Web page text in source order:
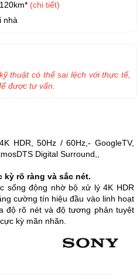
(chi tiết)
nhà
HDR, 50Hz / 60Hz,- GoogleTV,
Digital Surround,,
rõ ràng và sắc nét.
sống động nhờ bộ xử lý 4K HDR
cường tín hiệu đầu vào linh hoạt
độ rõ nét và độ tương phản tuyệt
kỳ mãn nhãn.
thuật có thể sai lệch với thực tế,
được tư vấn.